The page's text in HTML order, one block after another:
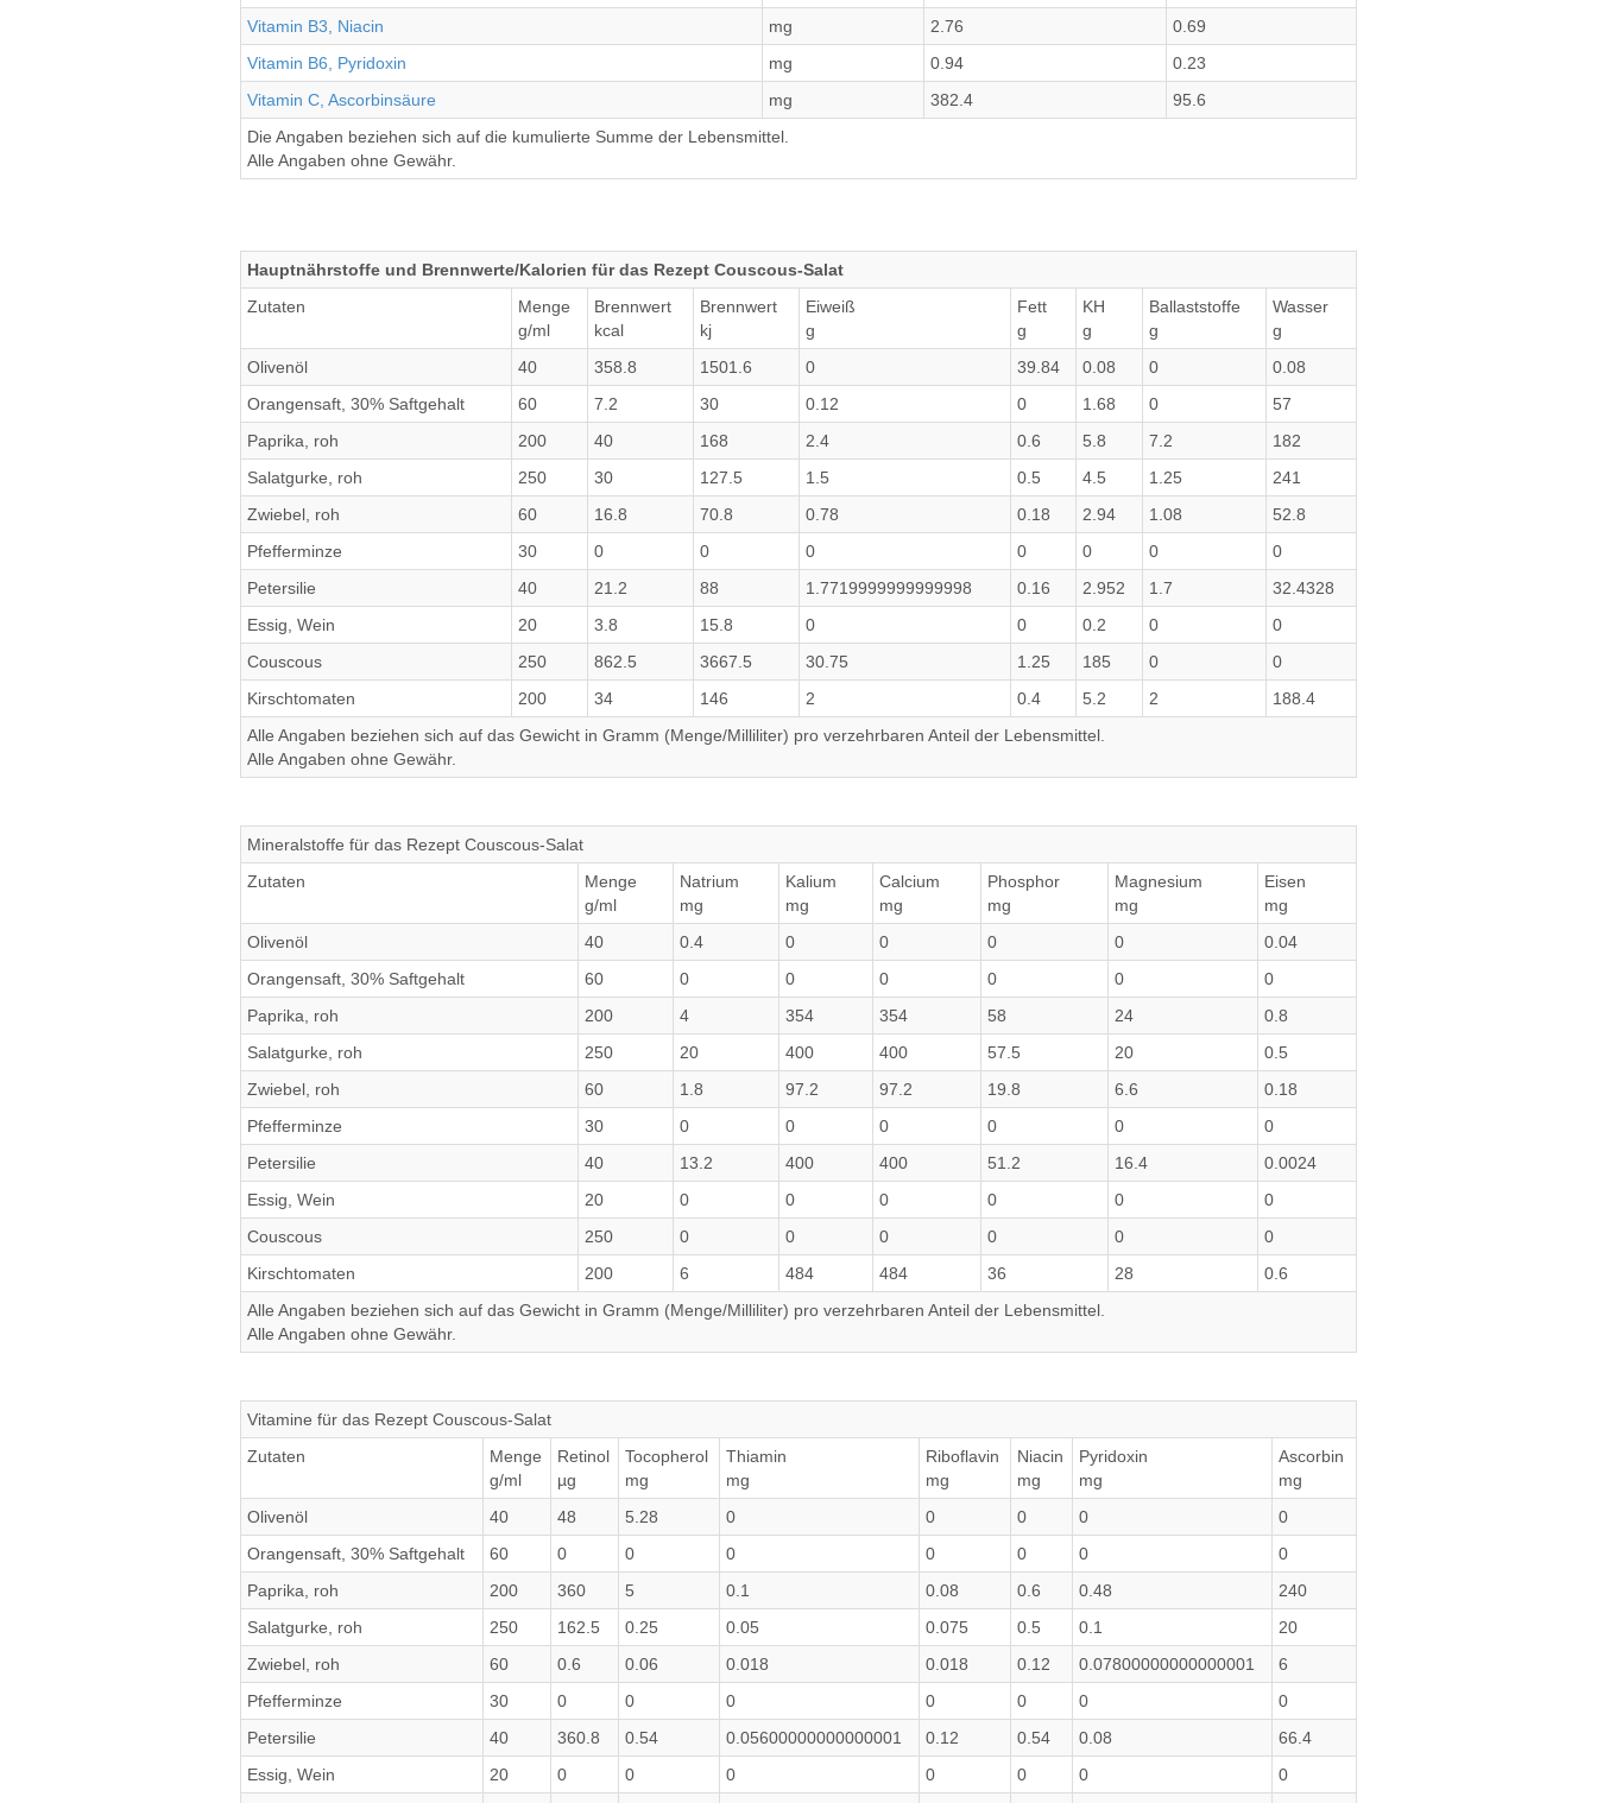
Vitamin B3, Niacin
mg 2.76
0.69
Vitamin B6, Pyridoxin
mg 0.94
0.23
Vitamin C, Ascorbinsäure
mg 382.4
95.6
Die Angaben beziehen sich auf die kumulierte Summe der Lebensmittel.
Alle Angaben ohne Gewähr.
Hauptnährstoffe und Brennwerte/Kalorien für das Rezept Couscous-Salat
Zutaten
Menge
g/ml
Brennwert
kcal
Brennwert
kj
Eiweiß
g
Fett
g
KH
g
Ballaststoffe
g
Wasser
g
Olivenöl
40 358.8 1501.6 0 39.84 0.08 0
0.08
Orangensaft, 30% Saftgehalt
60 7.2 30 0.12 0 1.68 0
57
Paprika, roh
200 40 168 2.4 0.6 5.8 7.2
182
Salatgurke, roh
250 30 127.5 1.5 0.5 4.5 1.25
241
Zwiebel, roh
60 16.8 70.8 0.78 0.18 2.94 1.08
52.8
Pfefferminze
30 0 0 0 0 0 0
0
Petersilie
40 21.2 88 1.7719999999999998 0.16 2.952 1.7
32.4328
Essig, Wein
20 3.8 15.8 0 0 0.2 0
0
Couscous
250 862.5 3667.5 30.75 1.25 185 0
0
Kirschtomaten
200 34 146 2 0.4 5.2 2
188.4
Alle Angaben beziehen sich auf das Gewicht in Gramm (Menge/Milliliter) pro verzehrbaren Anteil der Lebensmittel.
Alle Angaben ohne Gewähr.
Mineralstoffe für das Rezept Couscous-Salat
Zutaten
Menge
g/ml
Natrium
mg
Kalium
mg
Calcium
mg
Phosphor
mg
Magnesium
mg
Eisen
mg
Olivenöl
40 0.4 0 0 0 0
0.04
Orangensaft, 30% Saftgehalt
60 0 0 0 0 0
0
Paprika, roh
200 4 354 354 58 24
0.8
Salatgurke, roh
250 20 400 400 57.5 20
0.5
Zwiebel, roh
60 1.8 97.2 97.2 19.8 6.6
0.18
Pfefferminze
30 0 0 0 0 0
0
Petersilie
40 13.2 400 400 51.2 16.4
0.0024
Essig, Wein
20 0 0 0 0 0
0
Couscous
250 0 0 0 0 0
0
Kirschtomaten
200 6 484 484 36 28
0.6
Alle Angaben beziehen sich auf das Gewicht in Gramm (Menge/Milliliter) pro verzehrbaren Anteil der Lebensmittel.
Alle Angaben ohne Gewähr.
Vitamine für das Rezept Couscous-Salat
Zutaten
Menge
g/ml
Retinol
µg
Tocopherol
mg
Thiamin
mg
Riboflavin
mg
Niacin
mg
Pyridoxin
mg
Ascorbin
mg
Olivenöl
40 48 5.28 0 0 0 0
0
Orangensaft, 30% Saftgehalt
60 0 0 0 0 0 0
0
Paprika, roh
200 360 5 0.1 0.08 0.6 0.48
240
Salatgurke, roh
250 162.5 0.25 0.05 0.075 0.5 0.1
20
Zwiebel, roh
60 0.6 0.06 0.018 0.018 0.12 0.07800000000000001
6
Pfefferminze
30 0 0 0 0 0 0
0
Petersilie
40 360.8 0.54 0.05600000000000001 0.12 0.54 0.08
66.4
Essig, Wein
20 0 0 0 0 0 0
0